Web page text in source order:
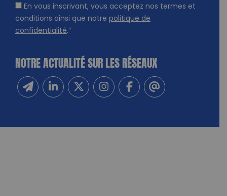
En vous inscrivant, vous acceptez nos termes et
conditions ainsi que notre politique de
confidentialité.*
NOTRE ACTUALITÉ SUR LES RÉSEAUX